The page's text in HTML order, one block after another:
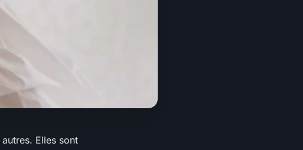
Elles sont